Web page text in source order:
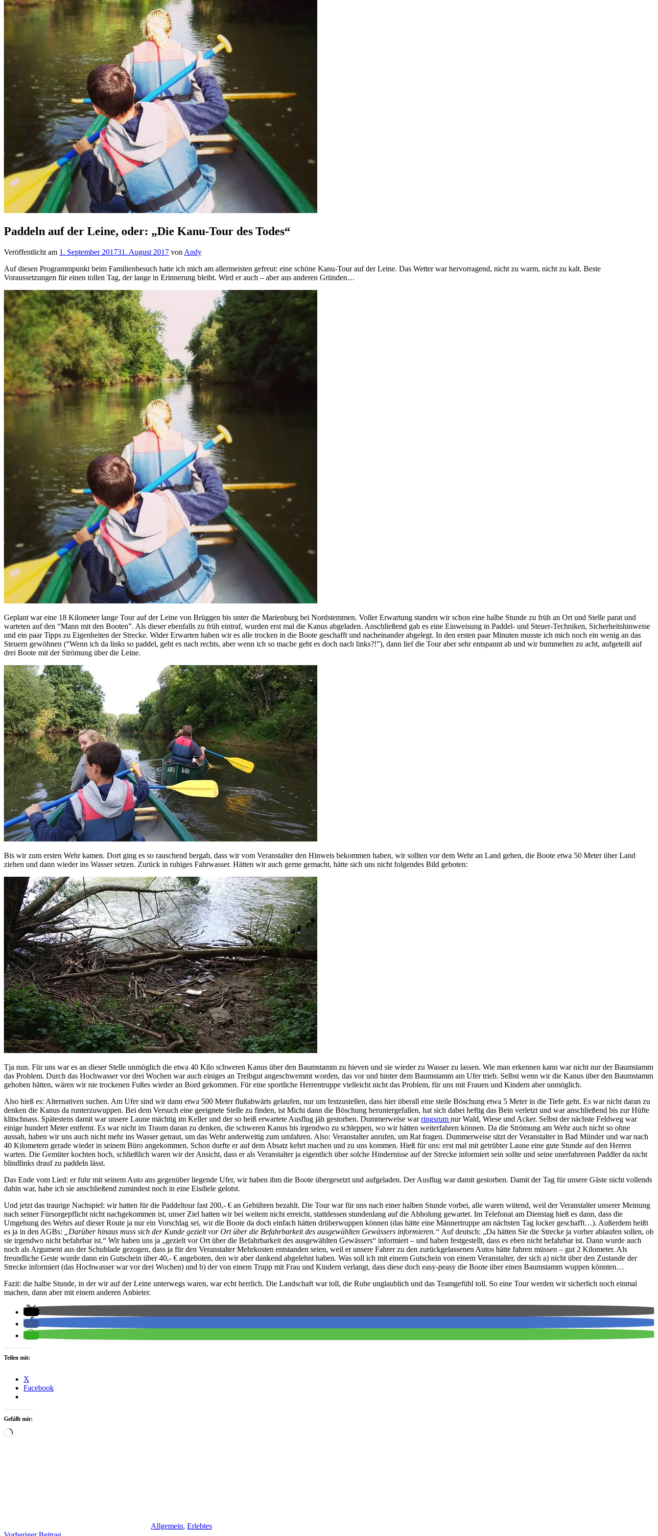
Paddeln auf der Leine, oder: „Die Kanu-Tour des Todes“
Veröffentlicht am 1. September 201731. August 2017 von Andy
Auf diesen Programmpunkt beim Familienbesuch hatte ich mich am allermeisten gefreut: eine schöne Kanu-Tour auf der Leine. Das Wetter war hervorragend, nicht zu warm, nicht zu kalt. Beste
Voraussetzungen für einen tollen Tag, der lange in Erinnerung bleibt. Wird er auch – aber aus anderen Gründen…
Geplant war eine 18 Kilometer lange Tour auf der Leine von Brüggen bis unter die Marienburg bei Nordstemmen. Voller Erwartung standen wir schon eine halbe Stunde zu früh an Ort und Stelle parat und
warteten auf den “Mann mit den Booten”. Als dieser ebenfalls zu früh eintraf, wurden erst mal die Kanus abgeladen. Anschließend gab es eine Einweisung in Paddel- und Steuer-Techniken, Sicherheitshinweise
und ein paar Tipps zu Eigenheiten der Strecke. Wider Erwarten haben wir es alle trocken in die Boote geschafft und nacheinander abgelegt. In den ersten paar Minuten musste ich mich noch ein wenig an das
Steuern gewöhnen (“Wenn ich da links so paddel, geht es nach rechts, aber wenn ich so mache geht es doch nach links?!”), dann lief die Tour aber sehr entspannt ab und wir bummelten zu acht, aufgeteilt auf
drei Boote mit der Strömung über die Leine.
Bis wir zum ersten Wehr kamen. Dort ging es so rauschend bergab, dass wir vom Veranstalter den Hinweis bekommen haben, wir sollten vor dem Wehr an Land gehen, die Boote etwa 50 Meter über Land
ziehen und dann wieder ins Wasser setzen. Zurück in ruhiges Fahrwasser. Hätten wir auch gerne gemacht, hätte sich uns nicht folgendes Bild geboten:
Tja nun. Für uns war es an dieser Stelle unmöglich die etwa 40 Kilo schweren Kanus über den Baumstamm zu hieven und sie wieder zu Wasser zu lassen. Wie man erkennen kann war nicht nur der Baumstamm
das Problem. Durch das Hochwasser vor drei Wochen war auch einiges an Treibgut angeschwemmt worden, das vor und hinter dem Baumstamm am Ufer trieb. Selbst wenn wir die Kanus über den Baumstamm
gehoben hätten, wären wir nie trockenen Fußes wieder an Bord gekommen. Für eine sportliche Herrentruppe vielleicht nicht das Problem, für uns mit Frauen und Kindern aber unmöglich.
Also hieß es: Alternativen suchen. Am Ufer sind wir dann etwa 500 Meter flußabwärts gelaufen, nur um festzustellen, dass hier überall eine steile Böschung etwa 5 Meter in die Tiefe geht. Es war nicht daran zu
denken die Kanus da runterzuwuppen. Bei dem Versuch eine geeignete Stelle zu finden, ist Michi dann die Böschung heruntergefallen, hat sich dabei heftig das Bein verletzt und war anschließend bis zur Hüfte
klitschnass. Spätestens damit war unsere Laune mächtig im Keller und der so heiß erwartete Ausflug jäh gestorben. Dummerweise warringsrum nur Wald, Wiese und Acker. Selbst der nächste Feldweg war
einige hundert Meter entfernt. Es war nicht im Traum daran zu denken, die schweren Kanus bis irgendwo zu schleppen, wo wir hätten weiterfahren können. Da die Strömung am Wehr auch nicht so ohne
aussah, haben wir uns auch nicht mehr ins Wasser getraut, um das Wehr anderweitig zum umfahren. Also: Veranstalter anrufen, um Rat fragen. Dummerweise sitzt der Veranstalter in Bad Münder und war nach
40 Kilometern gerade wieder in seinem Büro angekommen. Schon durfte er auf dem Absatz kehrt machen und zu uns kommen. Hieß für uns: erst mal mit getrübter Laune eine gute Stunde auf den Herren
warten. Die Gemüter kochten hoch, schließlich waren wir der Ansicht, dass er als Veranstalter ja eigentlich über solche Hindernisse auf der Strecke informiert sein sollte und seine unerfahrenen Paddler da nicht
blindlinks drauf zu paddeln lässt.
Das Ende vom Lied: er fuhr mit seinem Auto ans gegenüber liegende Ufer, wir haben ihm die Boote übergesetzt und aufgeladen. Der Ausflug war damit gestorben. Damit der Tag für unsere Gäste nicht vollends
dahin war, habe ich sie anschließend zumindest noch in eine Eisdiele gelotst.
Und jetzt das traurige Nachspiel: wir hatten für die Paddeltour fast 200,- € an Gebühren bezahlt. Die Tour war für uns nach einer halben Stunde vorbei, alle waren wütend, weil der Veranstalter unserer Meinung
nach seiner Fürsorgepflicht nicht nachgekommen ist, unser Ziel hatten wir bei weitem nicht erreicht, stattdessen stundenlang auf die Abholung gewartet. Im Telefonat am Dienstag hieß es dann, dass die
Umgehung des Wehrs auf dieser Route ja nur ein Vorschlag sei, wir die Boote da doch einfach hätten drüberwuppen können (das hätte eine Männertruppe am nächsten Tag locker geschafft…). Außerdem heißt
es ja in den AGBs:
„Darüber hinaus muss sich der Kunde gezielt vor Ort über die Befahrbarkeit des ausgewählten Gewässers informieren.“ Auf deutsch: „Da hätten Sie die Strecke ja vorher ablaufen sollen, ob
sie irgendwo nicht befahrbar ist.“ Wir haben uns ja „gezielt vor Ort über die Befahrbarkeit des ausgewählten Gewässers“ informiert – und haben festgestellt, dass es eben nicht befahrbar ist. Dann wurde auch
noch als Argument aus der Schublade gezogen, dass ja für den Veranstalter Mehrkosten entstanden seien, weil er unsere Fahrer zu den zurückgelassenen Autos hätte fahren müssen – gut 2 Kilometer. Als
freundliche Geste wurde dann ein Gutschein über 40,- € angeboten, den wir aber dankend abgelehnt haben. Was soll ich mit einem Gutschein von einem Veranstalter, der sich a) nicht über den Zustande der
Strecke informiert (das Hochwasser war vor drei Wochen) und b) der von einem Trupp mit Frau und Kindern verlangt, dass diese doch easy-peasy die Boote über einen Baumstamm wuppen könnten…
Fazit: die halbe Stunde, in der wir auf der Leine unterwegs waren, war echt herrlich. Die Landschaft war toll, die Ruhe unglaublich und das Teamgefühl toll. So eine Tour werden wir sicherlich noch einmal
machen, dann aber mit einem anderen Anbieter.
Teilen mit:
X
Facebook
Gefällt mir:
Wird
Allgemein, Erlebtes